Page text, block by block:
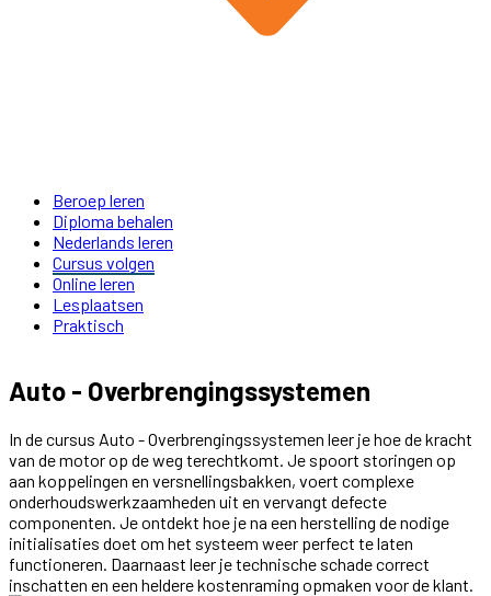
Beroep leren
Diploma behalen
Nederlands leren
Cursus volgen
Online leren
Lesplaatsen
Praktisch
Auto - Overbrengingssystemen
In de cursus Auto - Overbrengingssystemen leer je hoe de kracht
van de motor op de weg terechtkomt. Je spoort storingen op
aan koppelingen en versnellingsbakken, voert complexe
onderhoudswerkzaamheden uit en vervangt defecte
componenten. Je ontdekt hoe je na een herstelling de nodige
initialisaties doet om het systeem weer perfect te laten
functioneren. Daarnaast leer je technische schade correct
inschatten en een heldere kostenraming opmaken voor de klant.